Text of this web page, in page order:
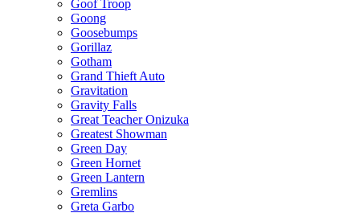
Goof Troop
Goong
Goosebumps
Gorillaz
Gotham
Grand Thieft Auto
Gravitation
Gravity Falls
Great Teacher Onizuka
Greatest Showman
Green Day
Green Hornet
Green Lantern
Gremlins
Greta Garbo